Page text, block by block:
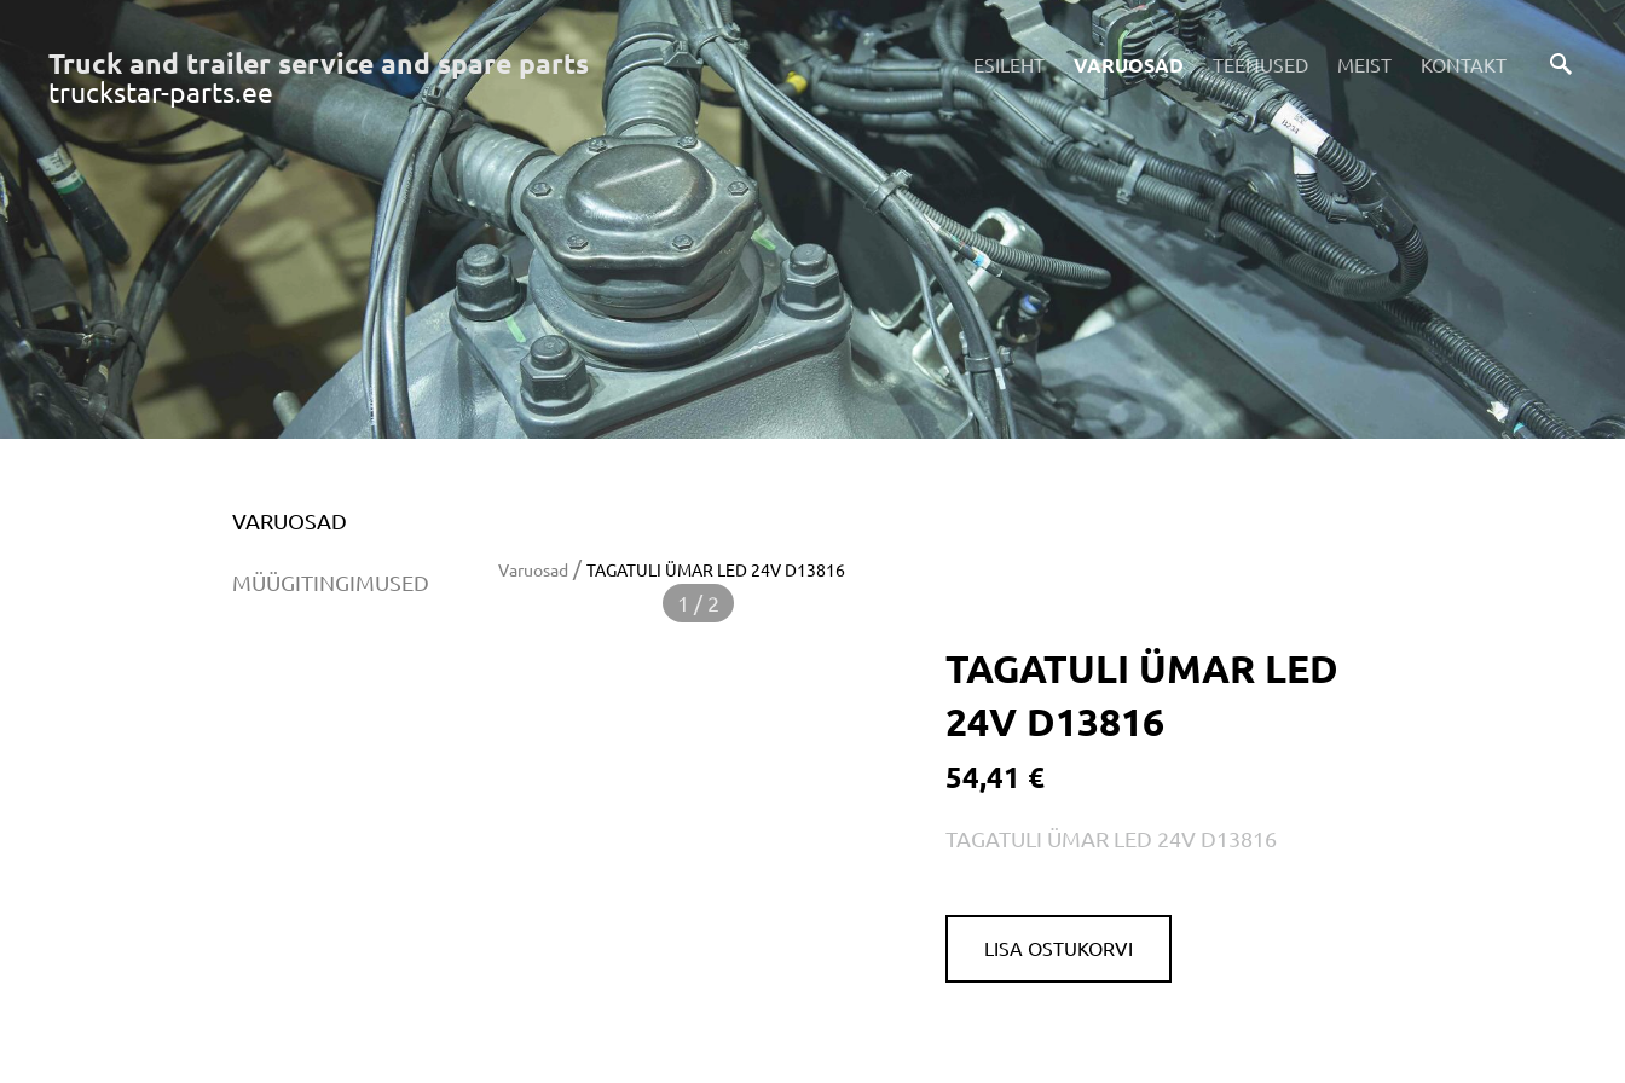
Truck and trailer service and spare parts
truckstar-parts.ee
ESILEHT VARUOSAD TEENUSED MEIST KONTAKT
VARUOSAD
MÜÜGITINGIMUSED Varuosad / TAGATULI ÜMAR LED 24V D13816
1 / 2
TAGATULI ÜMAR LED
24V D13816
54,41 €
TAGATULI ÜMAR LED 24V D13816
LISA OSTUKORVI